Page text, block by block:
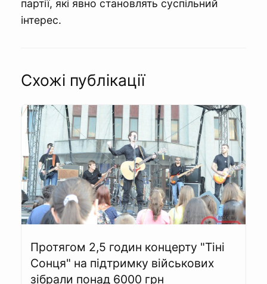
партії, які явно становлять суспільний
інтерес.
Схожі публікації
Протягом 2,5 годин концерту "Тіні
Сонця" на підтримку військових
зібрали понад 6000 грн